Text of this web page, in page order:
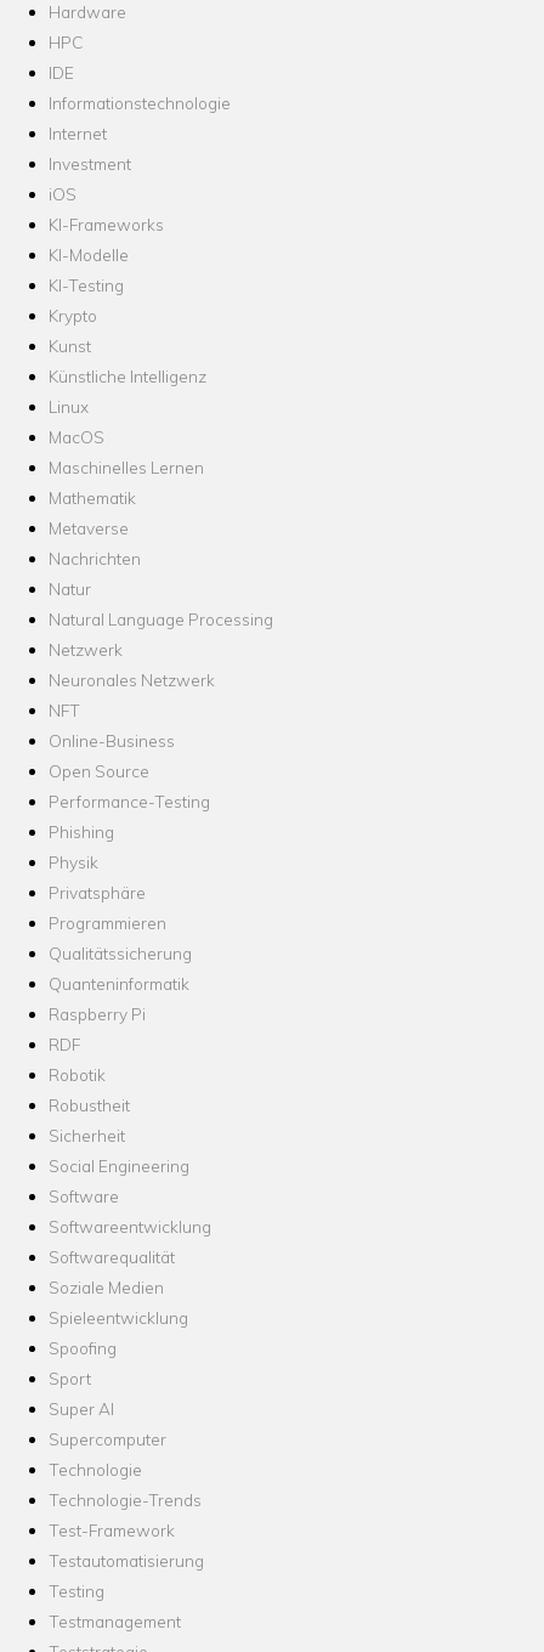
Hardware
HPC
IDE
Informationstechnologie
Internet
Investment
iOS
KI-Frameworks
KI-Modelle
KI-Testing
Krypto
Kunst
Künstliche Intelligenz
Linux
MacOS
Maschinelles Lernen
Mathematik
Metaverse
Nachrichten
Natur
Natural Language Processing
Netzwerk
Neuronales Netzwerk
NFT
Online-Business
Open Source
Performance-Testing
Phishing
Physik
Privatsphäre
Programmieren
Qualitätssicherung
Quanteninformatik
Raspberry Pi
RDF
Robotik
Robustheit
Sicherheit
Social Engineering
Software
Softwareentwicklung
Softwarequalität
Soziale Medien
Spieleentwicklung
Spoofing
Sport
Super AI
Supercomputer
Technologie
Technologie-Trends
Test-Framework
Testautomatisierung
Testing
Testmanagement